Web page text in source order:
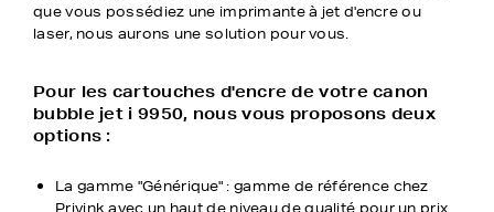
que vous possédiez une imprimante à jet d'encre ou
laser, nous aurons une solution pour vous.
Pour les cartouches d'encre de votre canon
bubble jet i 9950, nous vous proposons deux
options :
La gamme "Générique" : gamme de référence chez
Privink avec un haut de niveau de qualité pour un prix